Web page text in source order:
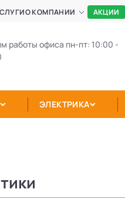
О КОМПАНИИ АКЦИИ
работы офиса пн-пт: 10:00 -
ЭЛЕКТРИКА